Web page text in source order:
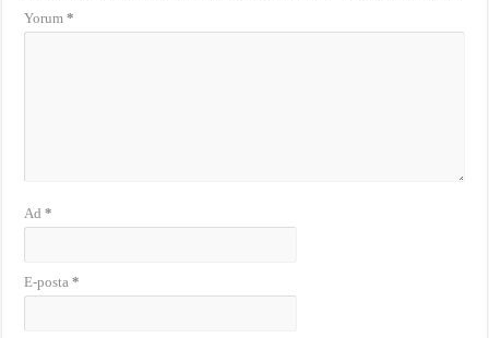
Yorum*
Ad*
E-posta*